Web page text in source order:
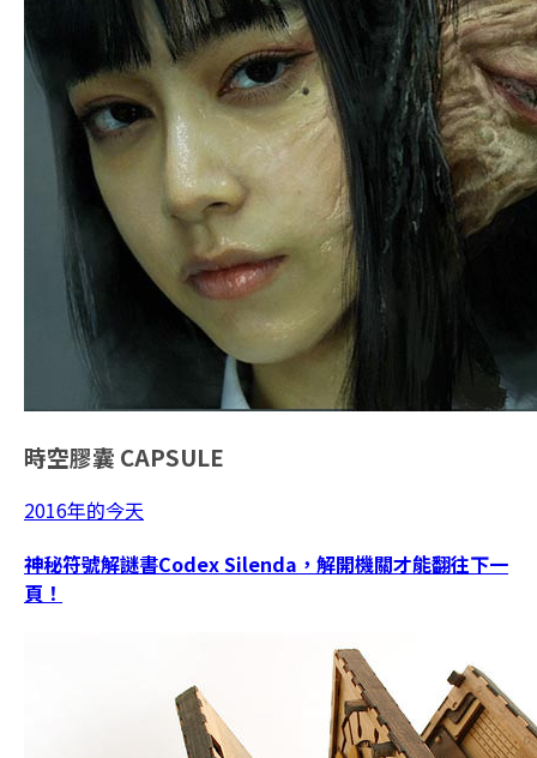
時空膠囊 CAPSULE
2016年的今天
神秘符號解謎書Codex Silenda，解開機關才能翻往下一
頁！